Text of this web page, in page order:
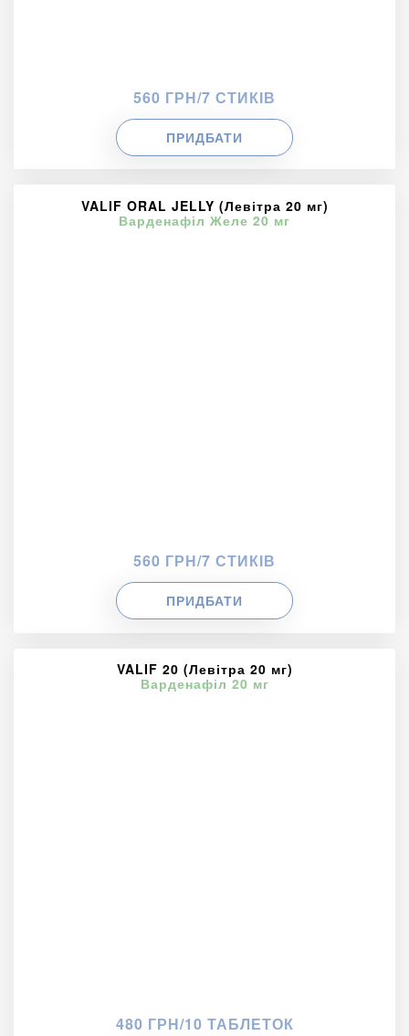
560 ГРН/7 СТИКІВ
ПРИДБАТИ
VALIF ORAL JELLY (Левітра 20 мг)
Варденафіл Желе 20 мг
560 ГРН/7 СТИКІВ
ПРИДБАТИ
VALIF 20 (Левітра 20 мг)
Варденафіл 20 мг
480 ГРН/10 ТАБЛЕТОК